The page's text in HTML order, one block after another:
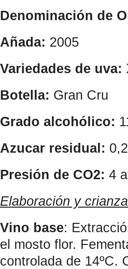
Denominación de
Añada: 2005
Variedades de uva:
Botella: Gran Cru
Grado alcohólico:
Azucar residual:
Presión de CO2: 4
Elaboración y crianza
Vino base:
el mosto flor.
controlada de 14ºC.